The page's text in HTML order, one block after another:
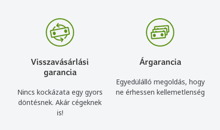
Visszavásárlási
garancia
Nincs kockázata egy gyors
döntésnek. Akár cégeknek
is!
Árgarancia
Egyedülálló megoldás, hogy
ne érhessen kellemetlenség